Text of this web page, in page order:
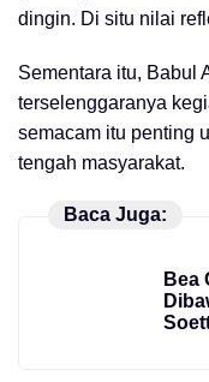
dingin. Di situ nilai
Sementara itu, Babul
terselenggaranya
semacam itu penting
tengah masyarakat.
Baca Juga:
Bea